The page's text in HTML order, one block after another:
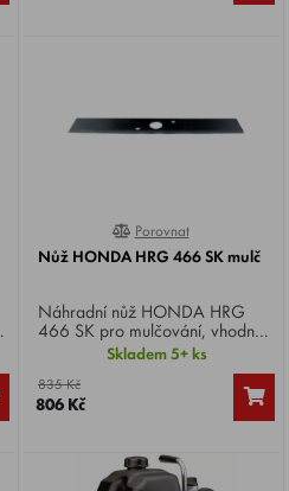
0%
Porovnat
Nůž HONDA HRG 466 SK mulč
Náhradní nůž HONDA HRG
466 SK pro mulčování, vhodný
pro HONDA HRG 466 SK .
Skladem 5+ ks
835 Kč
806 Kč